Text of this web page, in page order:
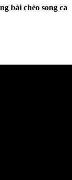
bài chèo song ca